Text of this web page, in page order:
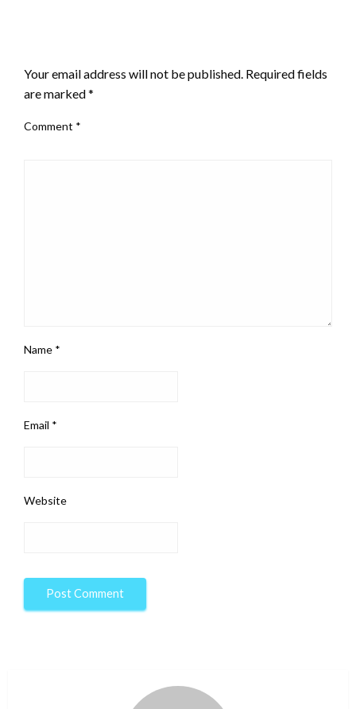
Your email address will not be published. Required fields
are marked*
Comment *
Name *
Email *
Website